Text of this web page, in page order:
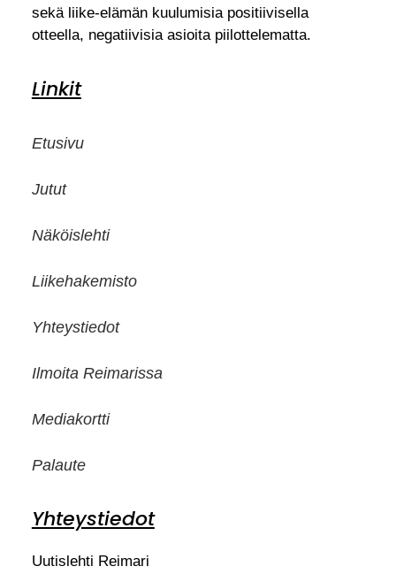
sekä liike-elämän kuulumisia positiivisella
otteella, negatiivisia asioita piilottelematta.
Linkit
Etusivu
Jutut
Näköislehti
Liikehakemisto
Yhteystiedot
Ilmoita Reimarissa
Mediakortti
Palaute
Yhteystiedot
Uutislehti Reimari